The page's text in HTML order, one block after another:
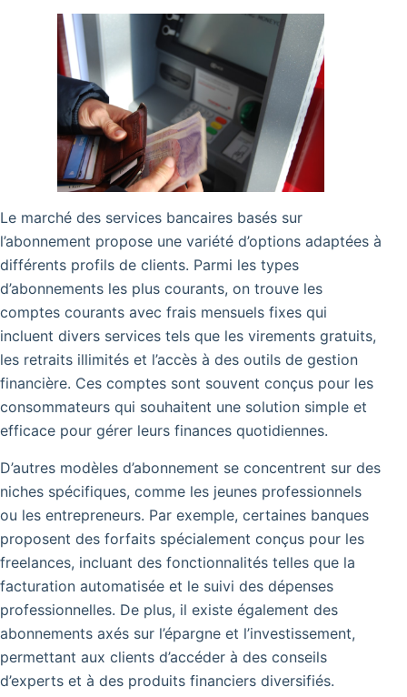
Le marché des services bancaires basés sur
l’abonnement propose une variété d’options adaptées à
différents profils de clients. Parmi les types
d’abonnements les plus courants, on trouve les
comptes courants avec frais mensuels fixes qui
incluent divers services tels que les virements gratuits,
les retraits illimités et l’accès à des outils de gestion
financière. Ces comptes sont souvent conçus pour les
consommateurs qui souhaitent une solution simple et
efficace pour gérer leurs finances quotidiennes.
D’autres modèles d’abonnement se concentrent sur des
niches spécifiques, comme les jeunes professionnels
ou les entrepreneurs. Par exemple, certaines banques
proposent des forfaits spécialement conçus pour les
freelances, incluant des fonctionnalités telles que la
facturation automatisée et le suivi des dépenses
professionnelles. De plus, il existe également des
abonnements axés sur l’épargne et l’investissement,
permettant aux clients d’accéder à des conseils
d’experts et à des produits financiers diversifiés.